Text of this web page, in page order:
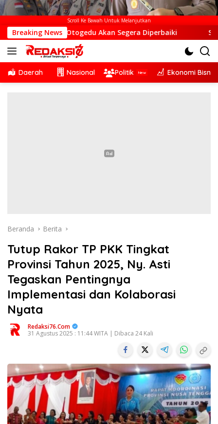
Scroll Ke Bawah Untuk Melanjutkan
Breaking News
Otogedu Akan Segera Diperbaiki Sinergi Lintas
Daerah Nasional Politik Ekonomi Bisnis
Beranda Berita
Tutup Rakor TP PKK Tingkat
Provinsi Tahun 2025, Ny. Asti
Tegaskan Pentingnya
Implementasi dan Kolaborasi
Nyata
Redaksi76.com
31 Agustus 2025 : 11:44 WITA | Dibaca 24 Kali